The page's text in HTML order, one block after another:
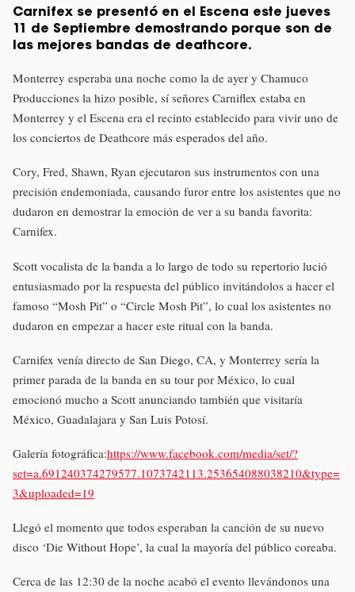
Carnifex se presentó en el Escena este jueves
11 de Septiembre demostrando porque son de
las mejores bandas de deathcore.
Monterrey esperaba una noche como la de ayer y Chamuco
Producciones la hizo posible, sí señores Carniflex estaba en
Monterrey y el Escena era el recinto establecido para vivir uno de
los conciertos de Deathcore más esperados del año.
Cory, Fred, Shawn, Ryan ejecutaron sus instrumentos con una
precisión endemoniada, causando furor entre los asistentes que no
dudaron en demostrar la emoción de ver a su banda favorita:
Carnifex.
Scott vocalista de la banda a lo largo de todo su repertorio lució
entusiasmado por la respuesta del público invitándolos a hacer el
famoso “Mosh Pit” o “Circle Mosh Pit”, lo cual los asistentes no
dudaron en empezar a hacer este ritual con la banda.
Carnifex venía directo de San Diego, CA, y Monterrey sería la
primer parada de la banda en su tour por México, lo cual
emocionó mucho a Scott anunciando también que visitaría
México, Guadalajara y San Luis Potosí.
Galería fotográfica:https://www.facebook.com/media/set/?
set=a.691240374279577.1073742113.253654088038210&type=
3&uploaded=19
Llegó el momento que todos esperaban la canción de su nuevo
disco ‘Die Without Hope’, la cual la mayoría del público coreaba.
Cerca de las 12:30 de la noche acabó el evento llevándonos una